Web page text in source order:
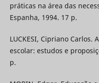
práticas na área das
Espanha, 1994. 17 p.
LUCKESI, Cipriano Carlos.
escolar: estudos e
p.